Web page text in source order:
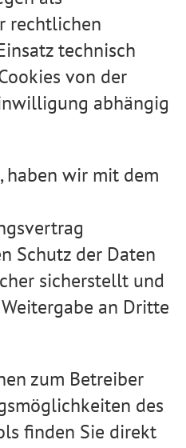
rechtlichen
technisch
von der
abhängig
wir mit dem
Schutz der Daten
sicherstellt und
an Dritte
zum Betreiber
des
finden Sie direkt